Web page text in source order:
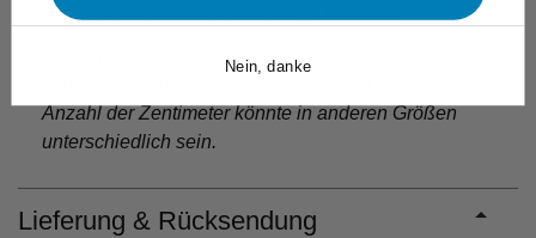
größer zu bestellen (Richtlinie Schuhweite G).
Die reine Absatzhöhe beträgt ca. 1,5 cm (Absatzhöhe
Anzahl der Zentimeter könnte in anderen Größen
unterschiedlich sein.
Lieferung & Rücksendung
Nein, danke